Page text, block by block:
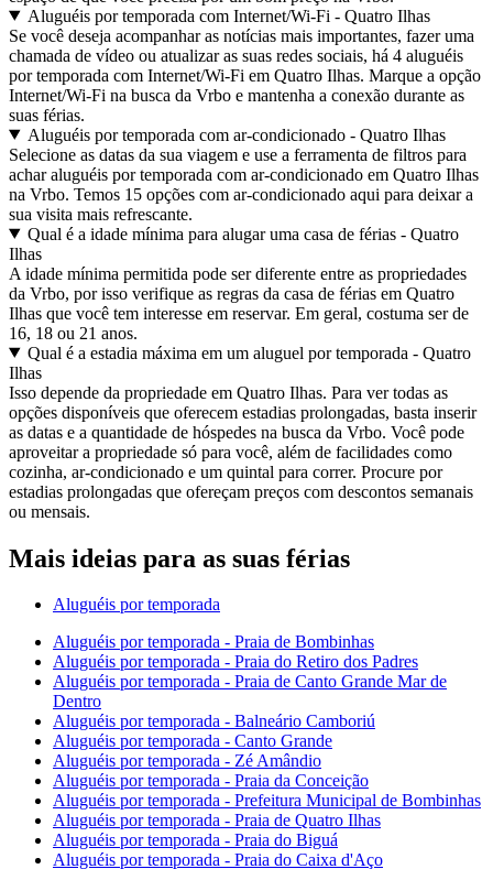
Aluguéis por temporada com Internet/Wi-Fi - Quatro Ilhas
Se você deseja acompanhar as notícias mais importantes, fazer uma
chamada de vídeo ou atualizar as suas redes sociais, há 4 aluguéis
por temporada com Internet/Wi-Fi em Quatro Ilhas. Marque a opção
Internet/Wi-Fi na busca da Vrbo e mantenha a conexão durante as
suas férias.
Aluguéis por temporada com ar-condicionado - Quatro Ilhas
Selecione as datas da sua viagem e use a ferramenta de filtros para
achar aluguéis por temporada com ar-condicionado em Quatro Ilhas
na Vrbo. Temos 15 opções com ar-condicionado aqui para deixar a
sua visita mais refrescante.
Qual é a idade mínima para alugar uma casa de férias - Quatro
Ilhas
A idade mínima permitida pode ser diferente entre as propriedades
da Vrbo, por isso verifique as regras da casa de férias em Quatro
Ilhas que você tem interesse em reservar. Em geral, costuma ser de
16, 18 ou 21 anos.
Qual é a estadia máxima em um aluguel por temporada - Quatro
Ilhas
Isso depende da propriedade em Quatro Ilhas. Para ver todas as
opções disponíveis que oferecem estadias prolongadas, basta inserir
as datas e a quantidade de hóspedes na busca da Vrbo. Você pode
aproveitar a propriedade só para você, além de facilidades como
cozinha, ar-condicionado e um quintal para correr. Procure por
estadias prolongadas que ofereçam preços com descontos semanais
ou mensais.
Mais ideias para as suas férias
Aluguéis por temporada
Aluguéis por temporada - Praia de Bombinhas
Aluguéis por temporada - Praia do Retiro dos Padres
Aluguéis por temporada - Praia de Canto Grande Mar de
Dentro
Aluguéis por temporada - Balneário Camboriú
Aluguéis por temporada - Canto Grande
Aluguéis por temporada - Zé Amândio
Aluguéis por temporada - Praia da Conceição
Aluguéis por temporada - Prefeitura Municipal de Bombinhas
Aluguéis por temporada - Praia de Quatro Ilhas
Aluguéis por temporada - Praia do Biguá
Aluguéis por temporada - Praia do Caixa d'Aço